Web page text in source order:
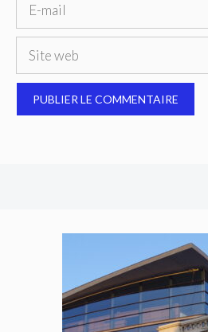
Site